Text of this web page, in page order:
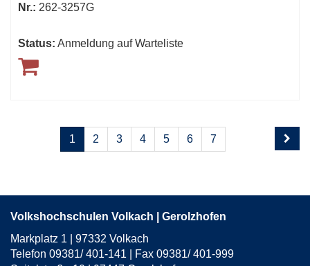
Nr.: 262-3257G
Status: Anmeldung auf Warteliste
Seiten
blättern
1 2 3 4 5 6 7
Volkshochschulen Volkach | Gerolzhofen
Markplatz 1 | 97332 Volkach
Telefon 09381/ 401-141 | Fax 09381/ 401-999